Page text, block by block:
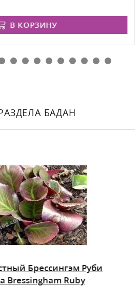
В КОРЗИНУ
БАДАН
Брессингэм Руби
Bressingham Ruby